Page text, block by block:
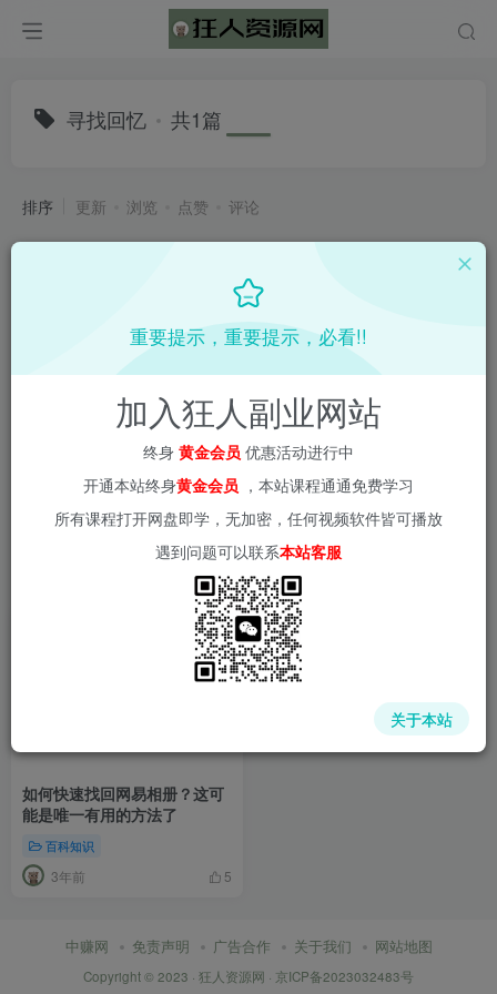
寻找回忆 共1篇
排序 更新 浏览 点赞 评论
如何快速找回网易相册？这可
能是唯一有用的方法了
百科知识
3年前 5
中赚网 免责声明 广告合作 关于我们 网站地图
Copyright © 2023 · 狂人资源网 · 京ICP备2023032483号
重要提示，重要提示，必看!!
加入狂人副业网站
终身 黄金会员 优惠活动进行中
开通本站终身黄金会员 ，本站课程通通免费学习
所有课程打开网盘即学，无加密，任何视频软件皆可播放
遇到问题可以联系本站客服
关于本站